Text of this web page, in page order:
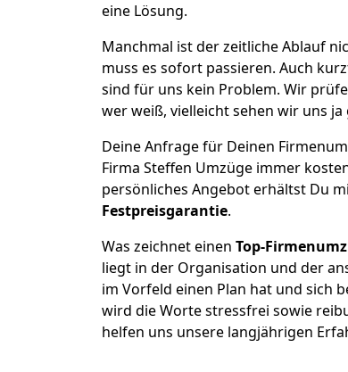
eine Lösung.
Manchmal ist der zeitliche Ablauf
muss es sofort passieren. Auch
sind für uns kein Problem. Wir
wer weiß, vielleicht sehen wir uns ja
Deine Anfrage für Deinen
Firma Steffen Umzüge immer
persönliches Angebot erhältst Du
Festpreisgarantie.
Was zeichnet einen Top-
liegt in der Organisation und der
im Vorfeld einen Plan hat und sich
wird die Worte stressfrei sowie
helfen uns unsere langjährigen